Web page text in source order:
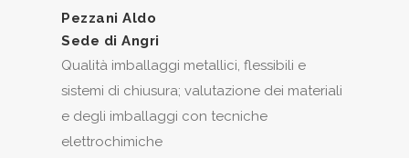
Pezzani Aldo
Sede di Angri
Qualità imballaggi metallici, flessibili e
sistemi di chiusura; valutazione dei materiali
e degli imballaggi con tecniche
elettrochimiche